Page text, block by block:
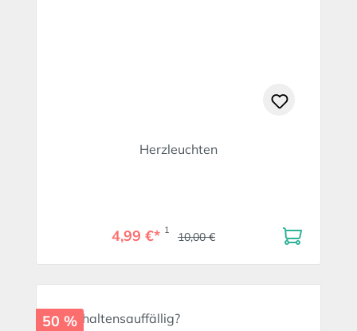
Herzleuchten
4,99 €* 1 10,00 €
50 %